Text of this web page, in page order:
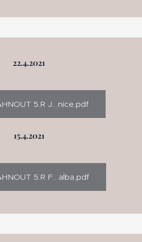
22.4.2021
5.R J...nice.pdf
15.4.2021
5.R F...alba.pdf